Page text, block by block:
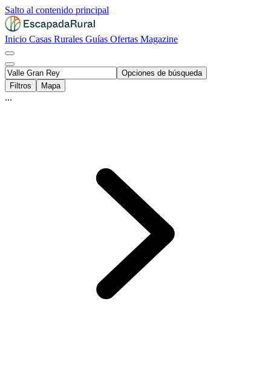
Salto al contenido principal
Inicio Casas Rurales Guías Ofertas Magazine
Opciones de búsqueda
Filtros
Mapa
...